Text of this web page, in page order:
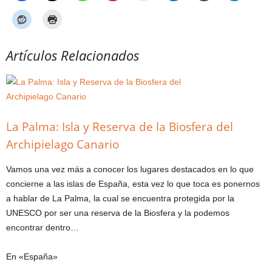
Artículos Relacionados
La Palma: Isla y Reserva de la Biosfera del
Archipielago Canario
Vamos una vez más a conocer los lugares destacados en lo que
concierne a las islas de España, esta vez lo que toca es ponernos
a hablar de La Palma, la cual se encuentra protegida por la
UNESCO por ser una reserva de la Biosfera y la podemos
encontrar dentro…
En «España»